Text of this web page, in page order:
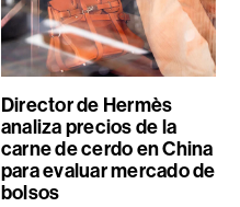
Director de Hermès
analiza precios de la
carne de cerdo en China
para evaluar mercado de
bolsos